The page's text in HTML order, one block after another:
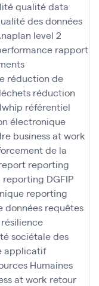
qualité data
des données
level 2
rapport
réduction de
réduction
référentiel
électronique
business at work
de la
reporting
reporting DGFIP
reporting
données requêtes
résilience
sociétale des
applicatif
Humaines
at work retour